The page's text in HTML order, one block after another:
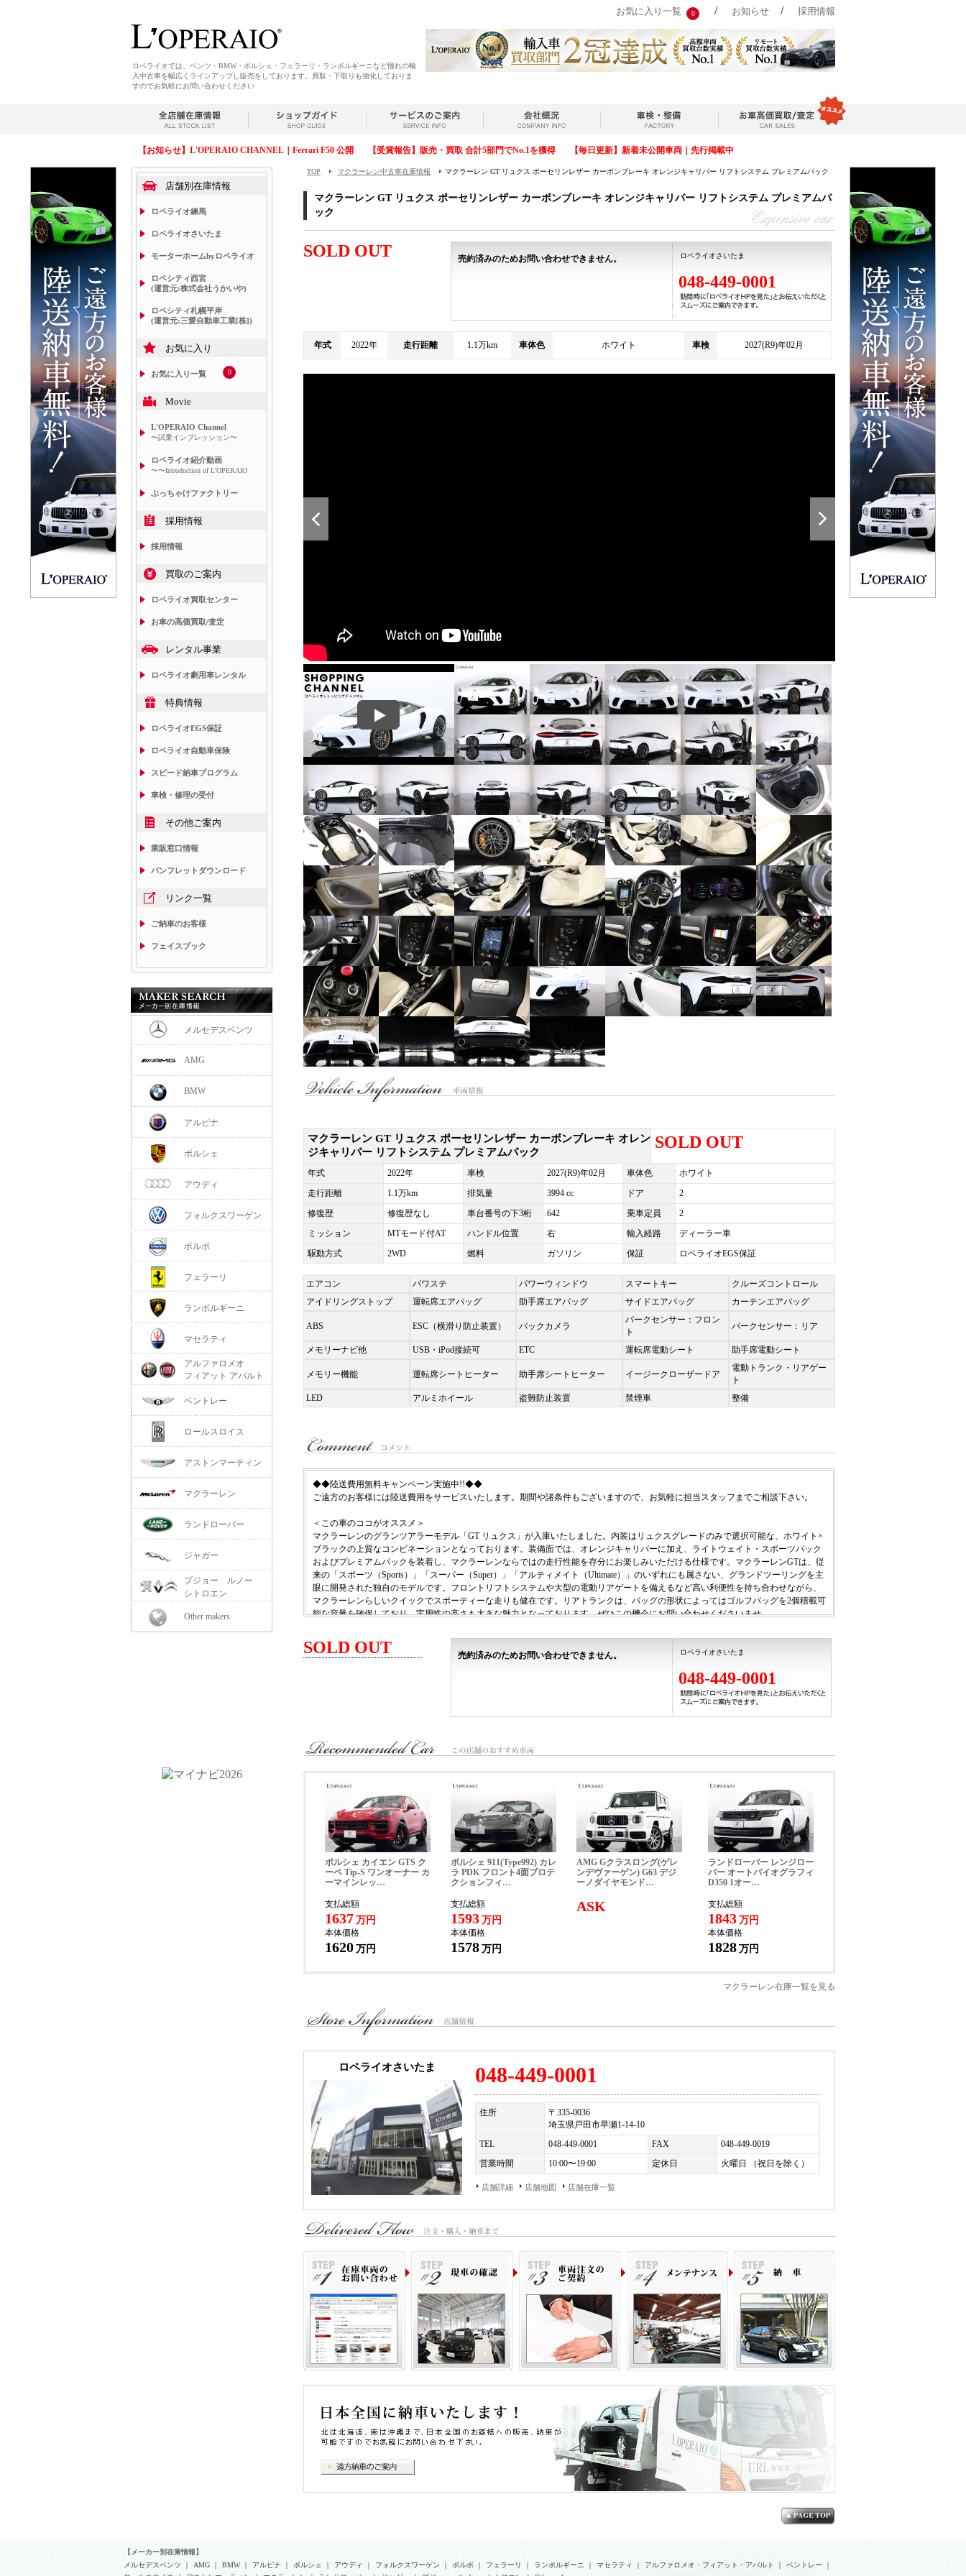
お気に入り一覧 0 / お知らせ / 採用情報
ロペライオでは、ベンツ・BMW・ポルシェ・フェラーリ・ランボルギーニなど憧れの輸
入中古車を幅広くラインアップし販売をしております。買取・下取りも強化しておりま
すのでお気軽にお問い合わせください
【お知らせ】L'OPERAIO CHANNEL｜Ferrari F50 公開 【受賞報告】販売・買取 合計5部門でNo.1を獲得 【毎日更新】新着未公開車両｜先行掲載中
TOP マクラーレン中古車在庫情報 マクラーレン GT リュクス ポーセリンレザー カーボンブレーキ オレンジキャリパー リフトシステム プレミアムパック
マクラーレン GT リュクス ポーセリンレザー カーボンブレーキ オレンジキャリパー リフトシステム プレミアムパ
ック
SOLD OUT 売約済みのためお問い合わせできません。 ロペライオさいたま
048-449-0001
年式 2022年 走行距離 1.1万km 車体色 ホワイト 車検 2027(R9)年02月
マクラーレン GT リュクス ポーセリンレザー カーボンブレーキ オレン
ジキャリパー リフトシステム プレミアムパック
SOLD OUT
年式 2022年 車検 2027(R9)年02月 車体色
ホワイト
走行距離
1.1万km 排気量 3994 cc ドア
2
修復歴
修復歴なし 車台番号の下3桁 642 乗車定員
2
ミッション
MTモード付AT ハンドル位置 右 輸入経路
ディーラー車
駆動方式
2WD 燃料 ガソリン 保証 ロペライオEGS保証
エアコン パワステ パワーウィンドウ スマートキー
クルーズコントロール
アイドリングストップ
運転席エアバッグ 助手席エアバッグ サイドエアバッグ カーテンエアバッグ
ABS ESC（横滑り防止装置） バックカメラ
パークセンサー：フロン
ト
パークセンサー：リア
メモリーナビ他 USB・iPod接続可 ETC 運転席電動シート 助手席電動シート
メモリー機能 運転席シートヒーター 助手席シートヒーター イージークローザードア
電動トランク・リアゲー
ト
LED
アルミホイール 盗難防止装置 禁煙車 整備
◆◆陸送費用無料キャンペーン実施中!!◆◆
ご遠方のお客様には陸送費用をサービスいたします。期間や諸条件もございますので、お気軽に担当スタッフまでご相談下さい。
＜この車のココがオススメ＞
マクラーレンのグランツアラーモデル「GT リュクス」が入庫いたしました。内装はリュクスグレードのみで選択可能な、ホワイト×
ブラックの上質なコンビネーションとなっております。装備面では、オレンジキャリパーに加え、ライトウェイト・スポーツパック
およびプレミアムパックを装着し、マクラーレンならではの走行性能を存分にお楽しみいただける仕様です。マクラーレンGTは、従
来の「スポーツ（Sports）」「スーパー（Super）」「アルティメイト（Ultimate）」のいずれにも属さない、グランドツーリングを主
眼に開発された独自のモデルです。フロントリフトシステムや大型の電動リアゲートを備えるなど高い利便性を持ち合わせながら、
マクラーレンらしいクイックでスポーティーな走りも健在です。リアトランクは、バッグの形状によってはゴルフバッグを2個積載可
能な容量を確保しており、実用性の高さも大きな魅力となっております。ぜひこの機会にお問い合わせくださいませ。
＜オプション装備＞
・ライトウエイトスポーツパック ※無償オプション
・プレミアムパック ※無償オプション
-クロームヘッドライトベゼル
-Bowers & Wilkins製12スピーカーオーディオシステム
-空気清浄機
・プラクティカリティパック ※無償オプション
-バックカメラ
-前後パークセンサー
-車両リフトシステム
-電動可倒式ヒーター付ドアミラー
-ラゲッジカバー
・ETC車載器
＜リュクス 専用装備＞
・電動調整式コンフォートシート（メモリー機能付ヒーテッドシート、ダブルパイピング＆ステッチ）
・電動調整式ステアリングコラム
・インテリアアンビエントライト（ドア、ロワーコンソール、ダッシュボードトリムストリップ）
・ソフトグレインアニリンレザーインテリア
・スーパーファブリックラゲッジコンパートメントフロア
・ローレット加工アルミエクステンデッドパドルシフトレバー
・リュクスインテリア（ポーセリン/ジェットブラックステッチ）
-ポーセリンリュクスステッチ＆ダブルパイピングシート
-ポーセリンソフトグレインアニリンレザーシート/ドアインサート/ヘッドヘッドライニング
-ポーセリンスーパーファブリックラゲッジフロアベイ
-ジェットブラックシルフィニッシャー
-サンドストーンカーペット/フロアマット/シートベルト
＜主要諸元＞
4.0L V型8気筒DOHCツインターボ、620ps/64.2kgm、全長×全幅×全高mm 4683×2045×1213mm、車両重量 1530kg（DIN）
￥26,950,000- ※オプション価格は含まれておりません。
撮影用スーツケース：幅42cm×高さ62cm×奥行26cm
さい！』
株式会社ロペライオ
ロペライオさいたま
〒３３５−００３６ 埼玉県戸田市早瀬１−１４−１０
ＴＥＬ：０４８（４４９）０００１
SOLD OUT 売約済みのためお問い合わせできません。 ロペライオさいたま
048-449-0001
ポルシェ カイエン GTS ク
ーペ Tip-S ワンオーナー カ
ーマインレッ…
支払総額
1637 万円
本体価格
1620 万円
ポルシェ 911(Type992) カレ
ラ PDK フロント4面プロテ
クションフィ…
支払総額
1593 万円
本体価格
1578 万円
AMG Gクラスロング(ゲレ
ンデヴァーゲン) G63 デジ
ーノダイヤモンド…
ASK
ランドローバー レンジロー
バー オートバイオグラフィ
D350 1オー…
支払総額
1843 万円
本体価格
1828 万円
マクラーレン在庫一覧を見る
ロペライオさいたま 048-449-0001
住所
〒335-0036
埼玉県戸田市早瀬1-14-10
TEL
048-449-0001 FAX
048-449-0019
営業時間
10:00〜19:00 定休日 火曜日 （祝日を除く）
店舗詳細 店舗地図 店舗在庫一覧
店舗別在庫情報
ロペライオ練馬
ロペライオさいたま
モーターホームbyロペライオ
ロペシティ西宮
(運営元:株式会社うかいや)
ロペシティ札幌平岸
(運営元:三愛自動車工業[株])
お気に入り
お気に入り一覧 0
Movie
L'OPERAIO Channel
〜試乗インプレッション〜
ロペライオ紹介動画
〜〜Introduction of L'OPERAIO
ぶっちゃけファクトリー
採用情報
採用情報
買取のご案内
ロペライオ買取センター
お車の高価買取/査定
レンタル事業
ロペライオ劇用車レンタル
特典情報
ロペライオEGS保証
ロペライオ自動車保険
スピード納車プログラム
車検・修理の受付
その他ご案内
業販窓口情報
パンフレットダウンロード
リンク一覧
ご納車のお客様
フェイスブック
メルセデスベンツ
AMG
BMW
アルピナ
ポルシェ
アウディ
フォルクスワーゲン
ボルボ
フェラーリ
ランボルギーニ
マセラティ
アルファロメオ
フィアット アバルト
ベントレー
ロールスロイス
アストンマーティン
マクラーレン
ランドローバー
ジャガー
プジョー ルノー
シトロエン
Other makers
【メーカー別在庫情報】
メルセデスベンツ ｜ AMG ｜ BMW｜ アルピナ ｜ ポルシェ ｜ アウディ ｜ フォルクスワーゲン ｜ ボルボ ｜ フェラーリ ｜ ランボルギーニ ｜ マセラティ ｜ アルファロメオ・フィアット・アバルト ｜ ベントレー ｜